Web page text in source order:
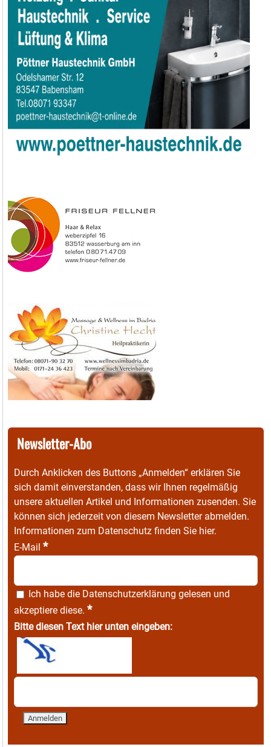
Newsletter-Abo
Durch Anklicken des Buttons „Anmelden“ erklären Sie
sich damit einverstanden, dass wir Ihnen regelmäßig
unsere aktuellen Artikel und Informationen zusenden. Sie
können sich jederzeit von diesem Newsletter abmelden.
Informationen zum Datenschutz finden Sie hier.
E-Mail *
Ich habe die Datenschutzerklärung gelesen und
akzeptiere diese. *
Bitte diesen Text hier unten eingeben: